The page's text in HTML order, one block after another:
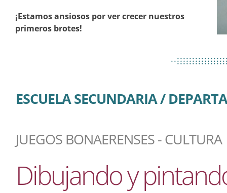
¡Estamos ansiosos por ver crecer nuestros
primeros brotes!
ESCUELA SECUNDARIA /
Dibujando y
JUEGOS BONAERENSES - CULTURA